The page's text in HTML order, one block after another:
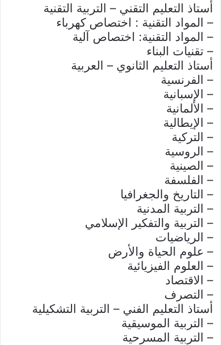
أستاذ التعليم التقني – التربية التقنية
– المواد التقنية : اختصاص كهرباء
– المواد التقنية: اختصاص آلية
– تقنيات البناء
أستاذ التعليم الثانوي – العربية
– الفرنسية
– الإسبانية
– الألمانية
– الإيطالية
– التركية
– الروسية
– الصينية
– الفلسفة
– التاريخ والجغرافيا
– التربية المدنية
– التربية والتفكير الإسلامي
– الرياضيات
– علوم الحياة والأرض
– العلوم الفيزيائية
– الاقتصاد
– التصرف
أستاذ التعليم الفني – التربية التشكيلية
– التربية الموسيقية
– التربية المسرحية